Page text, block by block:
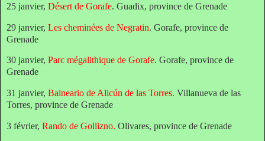
25 janvier, Désert de Gorafe. Guadix, province de Grenade
29 janvier, Les cheminées de Negratin. Gorafe, province de
Grenade
30 janvier, Parc mégalithique de Gorafe. Gorafe, province de
Grenade
31 janvier, Balneario de Alicún de las Torres. Villanueva de las
Torres, province de Grenade
3 février, Rando de Gollizno. Olivares, province de Grenade